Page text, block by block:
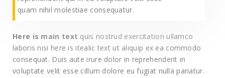
quam nihil molestiae consequatur.
Here is main text quis nostrud exercitation ullamco
laboris nisi here is itealic text ut aliquip ex ea commodo
consequat. Duis aute irure dolor in reprehenderit in
voluptate velit esse cillum dolore eu fugiat nulla pariatur.